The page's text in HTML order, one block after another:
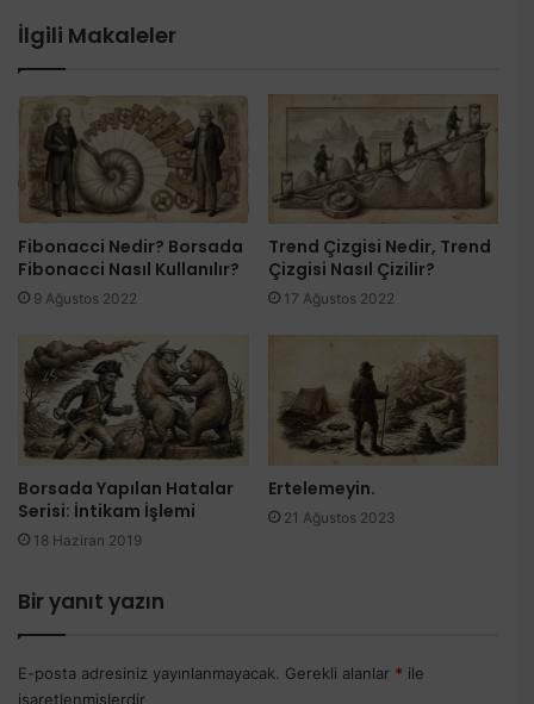
İlgili Makaleler
Fibonacci Nedir? Borsada
Fibonacci Nasıl Kullanılır?
9 Ağustos 2022
Trend Çizgisi Nedir, Trend
Çizgisi Nasıl Çizilir?
17 Ağustos 2022
Borsada Yapılan Hatalar
Serisi: İntikam İşlemi
18 Haziran 2019
Ertelemeyin.
21 Ağustos 2023
Bir yanıt yazın
E-posta adresiniz yayınlanmayacak. Gerekli alanlar * ile
işaretlenmişlerdir